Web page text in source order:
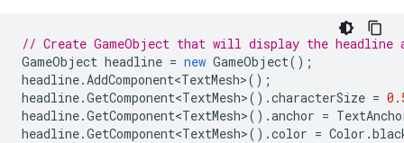
// Create GameObject that will display the headline
GameObject headline = new GameObject();
headline.AddComponent<TextMesh>();
headline.GetComponent<TextMesh>().characterSize =
headline.GetComponent<TextMesh>().anchor =
headline.GetComponent<TextMesh>().color = Color .